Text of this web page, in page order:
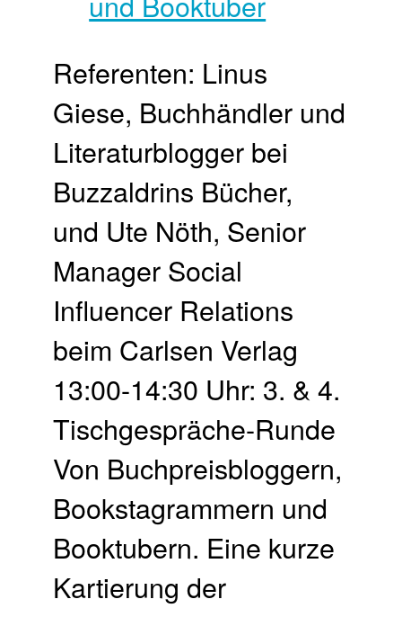
Referenten: Linus
Giese, Buchhändler und
Literaturblogger bei
Buzzaldrins Bücher,
und Ute Nöth, Senior
Manager Social
Influencer Relations
beim Carlsen Verlag
13:00-14:30 Uhr: 3. & 4.
Tischgespräche-Runde
Von Buchpreisbloggern,
Bookstagrammern und
Booktubern. Eine kurze
Kartierung der